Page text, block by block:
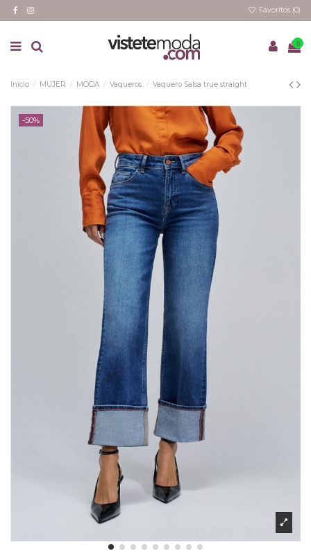
Favoritos (0)
0
Inicio MUJER MODA Vaqueros Vaquero Salsa true straight
-50%